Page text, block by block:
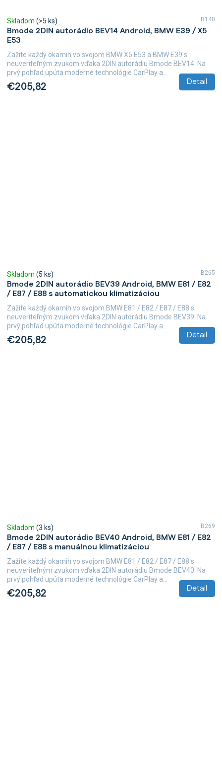
Bmode 2DIN autorádio BEV14 Android, BMW E39 / X5
E53
Skladom (>5 ks)
€205,82 Detail
Zažite každý okamih vo svojom BMW X5 E53 a BMW E39 s
neuveriteľným zvukom vďaka 2DIN autorádiu Bmode BEV14. Na
prvý pohľad upúta moderné technológie CarPlay a...
B140
Bmode 2DIN autorádio BEV39 Android, BMW E81 / E82
/ E87 / E88 s automatickou klimatizáciou
Skladom (5 ks)
€205,82 Detail
Zažite každý okamih vo svojom BMW E81 / E82 / E87 / E88 s
neuveriteľným zvukom vďaka 2DIN autorádiu Bmode BEV39. Na
prvý pohľad upúta moderné technológie CarPlay a...
B265
Bmode 2DIN autorádio BEV40 Android, BMW E81 / E82
/ E87 / E88 s manuálnou klimatizáciou
Skladom (3 ks)
€205,82 Detail
Zažite každý okamih vo svojom BMW E81 / E82 / E87 / E88 s
neuveriteľným zvukom vďaka 2DIN autorádiu Bmode BEV40. Na
prvý pohľad upúta moderné technológie CarPlay a...
B269